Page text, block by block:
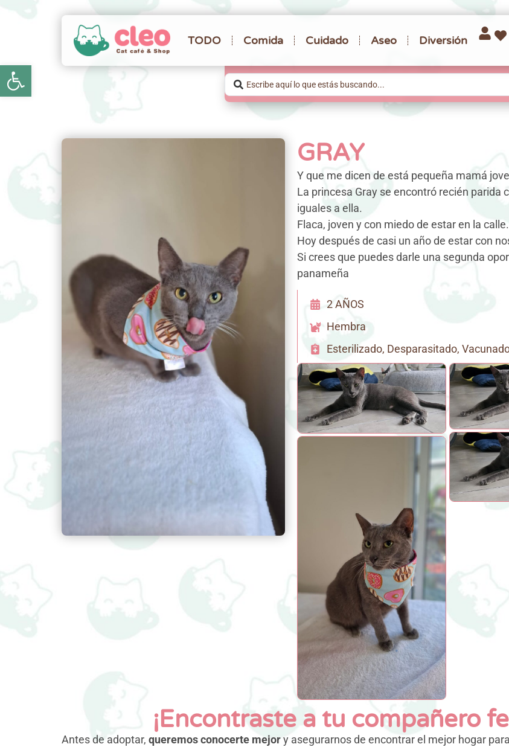
Abrir barra de herramientas
TODO Comida Cuidado Aseo Diversión
GRAY
Y que me dicen de está pequeña mamá
La princesa Gray se encontró recién parida
iguales a ella.
Flaca, joven y con miedo de estar en la calle.
Hoy después de casi un año de estar con
Si crees que puedes darle una segunda
panameña
2 AÑOS
Hembra
Esterilizado, Desparasitado,
¡Encontraste a tu compañero
Antes de adoptar, queremos conocerte mejory asegurarnos de encontrar el mejor hogar